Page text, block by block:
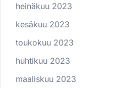
heinäkuu 2023
kesäkuu 2023
toukokuu 2023
huhtikuu 2023
maaliskuu 2023